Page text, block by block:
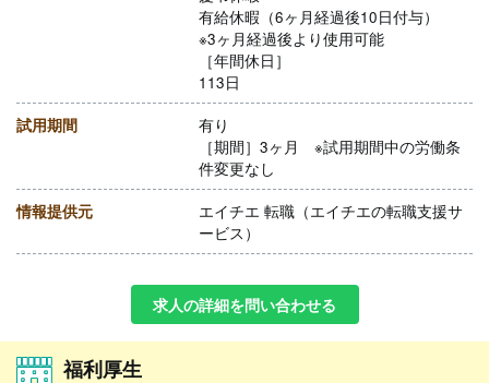
有給休暇（6ヶ月経過後10日付与）
※3ヶ月経過後より使用可能
［年間休日］
113日
試用期間
有り
［期間］3ヶ月 ※試用期間中の労働条
件変更なし
情報提供元
エイチエ 転職（エイチエの転職支援サ
ービス）
求人の詳細を問い合わせる
福利厚生